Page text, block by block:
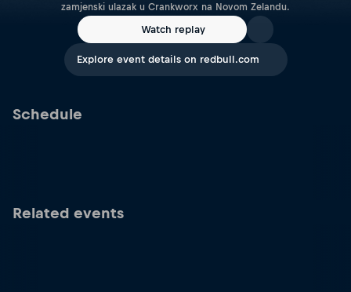
zamjenski ulazak u Crankworx na Novom Zelandu.
Watch replay
Explore event details on redbull.com
Schedule
Related events